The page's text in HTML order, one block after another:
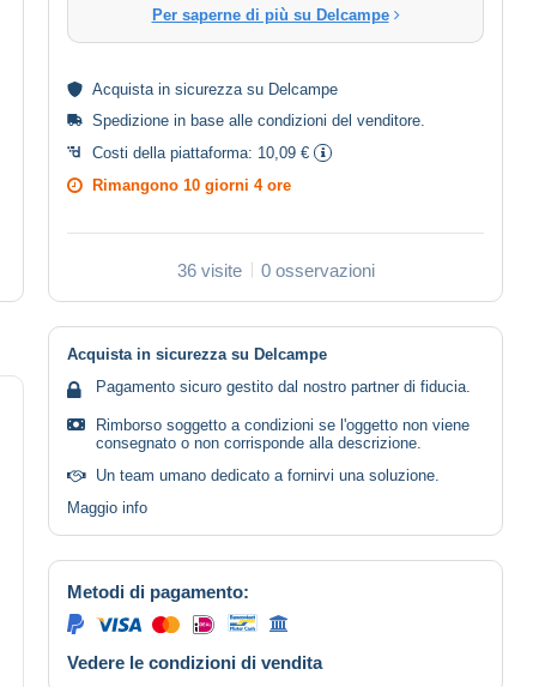
Per saperne di più su Delcampe
Acquista in sicurezza su Delcampe
Spedizione in base alle condizioni del venditore
Costi della piattaforma: 10,09 €
Rimangono 10 giorni 4 ore
36 visite 0 osservazioni
Acquista in sicurezza su Delcampe
Pagamento sicuro gestito dal nostro partner di fiducia.
Rimborso soggetto a condizioni se l'oggetto non viene
consegnato o non corrisponde alla descrizione.
Un team umano dedicato a fornirvi una soluzione.
Maggio info
Metodi di pagamento:
Vedere le condizioni di vendita